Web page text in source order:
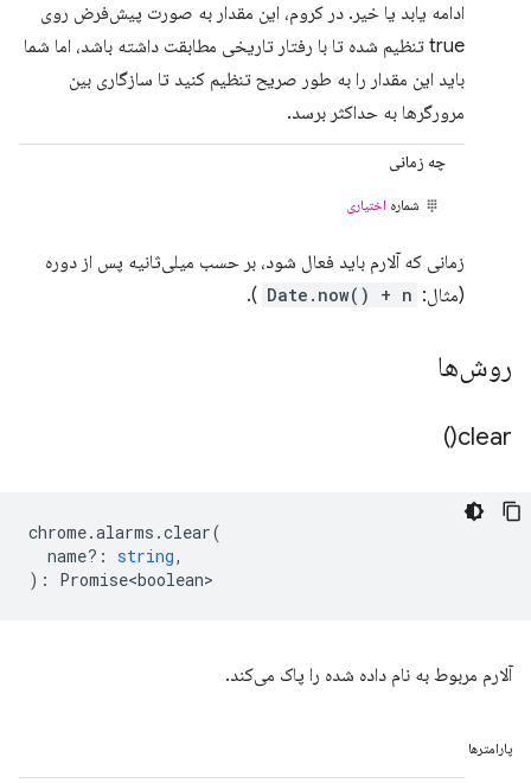
ادامه یابد یا خیر. در کروم، این مقدار به صورت پیش‌فرض روی
true تنظیم شده تا با رفتار تاریخی مطابقت داشته باشد، اما شما
باید این مقدار را به طور صریح تنظیم کنید تا سازگاری بین
مرورگرها به حداکثر برسد.
چه زمانی
شماره اختیاری
زمانی که آلارم باید فعال شود، بر حسب میلی‌ثانیه پس از دوره
(مثال: Date.now() + n
).
روش‌ها
clear(
)
chrome.alarms .clear(
name? : string,
) : Promise<boolean>
آلارم مربوط به نام داده شده را پاک می‌کند.
پارامترها